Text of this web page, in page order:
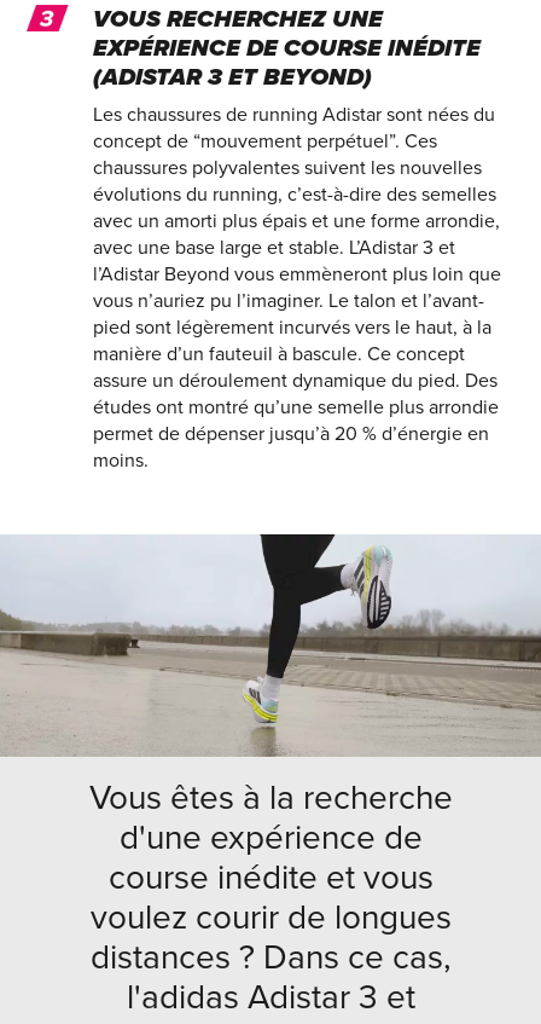
VOUS RECHERCHEZ UNE
EXPÉRIENCE DE COURSE INÉDITE
(ADISTAR 3 ET BEYOND)
Les chaussures de running Adistar sont nées du
concept de “mouvement perpétuel”. Ces
chaussures polyvalentes suivent les nouvelles
évolutions du running, c’est-à-dire des semelles
avec un amorti plus épais et une forme arrondie,
avec une base large et stable. L’Adistar 3 et
l’Adistar Beyond vous emmèneront plus loin que
vous n’auriez pu l’imaginer. Le talon et l’avant-
pied sont légèrement incurvés vers le haut, à la
manière d’un fauteuil à bascule. Ce concept
assure un déroulement dynamique du pied. Des
études ont montré qu’une semelle plus arrondie
permet de dépenser jusqu’à 20 % d’énergie en
moins.
Vous êtes à la recherche
d'une expérience de
course inédite et vous
voulez courir de longues
distances ? Dans ce cas,
l'adidas Adistar 3 et